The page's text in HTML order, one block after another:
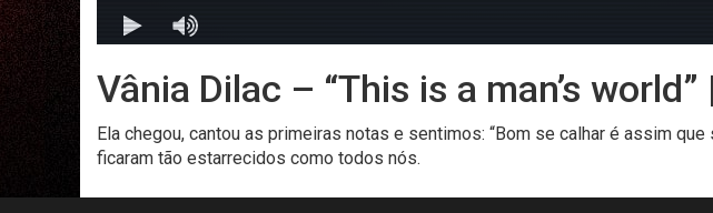
Vânia Dilac – “This is a man’s
Ela chegou, cantou as primeiras notas e sentimos: “Bom se calhar é assim
ficaram tão estarrecidos como todos nós.